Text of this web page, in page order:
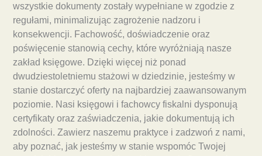
wszystkie dokumenty zostały wypełniane w zgodzie z
regułami, minimalizując zagrożenie nadzoru i
konsekwencji. Fachowość, doświadczenie oraz
poświęcenie stanowią cechy, które wyróżniają nasze
zakład księgowe. Dzięki więcej niż ponad
dwudziestoletniemu stażowi w dziedzinie, jesteśmy w
stanie dostarczyć oferty na najbardziej zaawansowanym
poziomie. Nasi księgowi i fachowcy fiskalni dysponują
certyfikaty oraz zaświadczenia, jakie dokumentują ich
zdolności. Zawierz naszemu praktyce i zadzwoń z nami,
aby poznać, jak jesteśmy w stanie wspomóc Twojej